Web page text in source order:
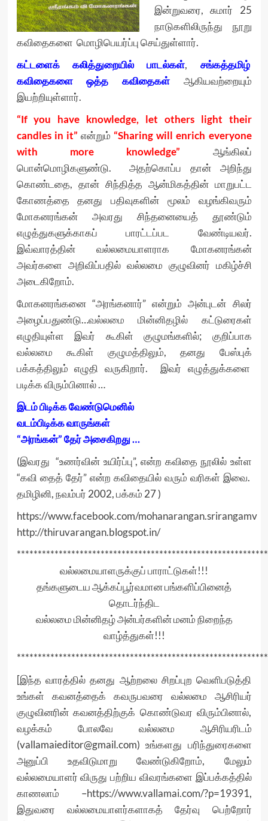
இன்றுவரை, சுமார் 25
நாடுகளிலிருந்து நூறு
கவிதைகளை மொழிபெயர்ப்பு செய்துள்ளார்.
கட்டளைக் கலித்துறையில் பாடல்கள், சங்கத்தமிழ்
கவிதைகளை ஒத்த கவிதைகள்ஆகியவற்றையும்
இயற்றியுள்ளார்.
“If you have knowledge, let others light their
candles in it” என்றும்“Sharing will enrich everyone
with more knowledge” ஆங்கிலப்
பொன்மொழிகளுண்டு. அதற்கொப்ப தான் அறிந்து
கொண்டதை, தான் சிந்தித்த ஆன்மிகத்தின் மாறுபட்ட
கோணத்தை தனது பதிவுகளின் மூலம் வழங்கிவரும்
மோகனரங்கன் அவரது சிந்தனையைத் தூண்டும்
எழுத்துகளுக்காகப் பாரட்டப்பட வேண்டியவர்.
இவ்வாரத்தின் வல்லமையாளராக மோகனரங்கன்
அவர்களை அறிவிப்பதில் வல்லமை குழுவினர் மகிழ்ச்சி
அடைகிறோம்.
மோகனரங்கனை “அரங்கனார்” என்றும் அன்புடன் சிலர்
அழைப்பதுண்டு…வல்லமை மின்னிதழில் கட்டுரைகள்
எழுதியுள்ள இவர் கூகிள் குழுமங்களில்; குறிப்பாக
வல்லமை கூகிள் குழுமத்திலும், தனது பேஸ்புக்
பக்கத்திலும் எழுதி வருகிறார். இவர் எழுத்துக்களை
படிக்க விரும்பினால் …
இடம் பிடிக்க வேண்டுமெனில்
வடம்பிடிக்க வாருங்கள்
“அரங்கன்” தேர் அசைகிறது …
(இவரது “உணர்வின் உயிர்ப்பு”, என்ற கவிதை நூலில் உள்ள
“கவி தைத் தேர்” என்ற கவிதையில் வரும் வரிகள் இவை.
தமிழினி, நவம்பர் 2002, பக்கம் 27 )
https://www.facebook.com/mohanarangan.srirangamv
http://thiruvarangan.blogspot.in/
வல்லமையாளருக்குப் பாராட்டுகள்!!!
தங்களுடைய ஆக்கப்பூர்வமான பங்களிப்பினைத்
தொடர்ந்திட
வல்லமை மின்னிதழ் அன்பர்களின் மனம் நிறைந்த
வாழ்த்துகள்!!!
[இந்த வாரத்தில் தனது ஆற்றலை சிறப்புற வெளிபடுத்தி
உங்கள் கவனத்தைக் கவருபவரை வல்லமை ஆசிரியர்
குழுவினரின் கவனத்திற்குக் கொண்டுவர விரும்பினால்,
வழக்கம் போலவே வல்லமை ஆசிரியரிடம்
(vallamaieditor@gmail.com) உங்களது பரிந்துரைகளை
அனுப்பி உதவிடுமாறு வேண்டுகிறோம், மேலும்
வல்லமையாளர் விருது பற்றிய விவரங்களை இப்பக்கத்தில்
காணலாம் –https://www.vallamai.com/?p=19391,
இதுவரை வல்லமையாளர்களாகத் தேர்வு பெற்றோர்